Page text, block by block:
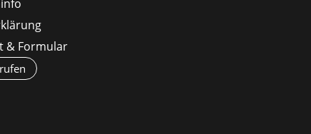
& Formular